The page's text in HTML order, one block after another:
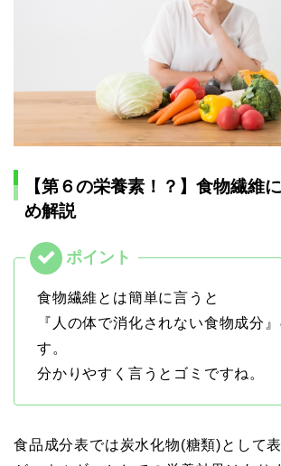
【第６の栄養素！？】食物繊維
め解説
食物繊維とは簡単に言うと
『人の体で消化されない食物成分
す。
分かりやすく言うとゴミですね。
食品成分表では炭水化物(糖類)として